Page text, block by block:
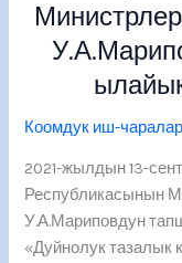
Коомдук иш-чаралар
2021-жылдын 13-
Республикасынын
У.А.Мариповдун
«Дуйнолук тазалык
Республикасынын
Министрлер
кабинетинин
У.А.Мариповдун
ылайык
18-
сентябрь